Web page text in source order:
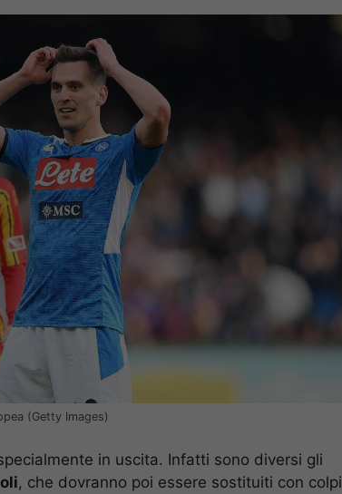
(Getty Images)
in uscita. Infatti sono diversi gli
, che dovranno poi essere sostituiti con colpi